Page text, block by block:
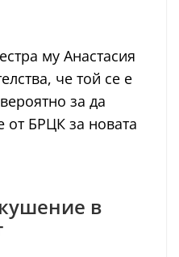
му Анастасия
че той се е
за да
от БРЦК за новата
в